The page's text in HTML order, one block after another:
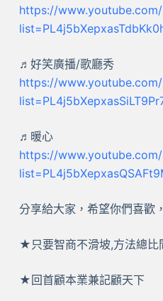
https://
♬好笑廣播/歌廳秀
https://
♬暖心
https://
分享給大家，希望你們喜歡
★只要智商不滑坡,方法總比
★回首顧本業兼記顧天下